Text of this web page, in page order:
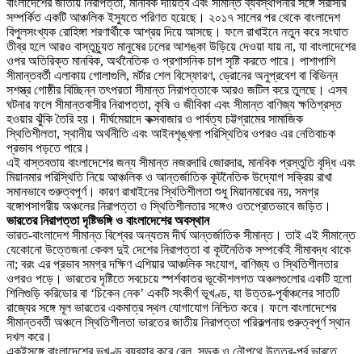
সম্পর্কিত একটি আঞ্চলিক ইস্যুতে পরিণত হয়েছে। ২০১৭ সালের পর থেকে বাংলাদেশ
বিপুলসংখ্যক রোহিঙ্গা শরণার্থীকে আশ্রয় দিয়ে আসছে। ফলে রাখাইনে নতুন করে সংঘাত
তীব্র হলে আরও বাস্তুচ্যুত মানুষের ঢলের আশঙ্কা উড়িয়ে দেওয়া যায় না, যা বাংলাদেশের
ওপর অতিরিক্ত মানবিক, অর্থনৈতিক ও প্রশাসনিক চাপ সৃষ্টি করতে পারে। পাশাপাশি
সীমান্তবর্তী এলাকায় গোলাগুলি, মর্টার শেল বিস্ফোরণ, ড্রোনের অনুপ্রবেশ বা বিভিন্ন
সশস্ত্র গোষ্ঠীর বিচ্ছিন্ন তৎপরতা সীমান্ত নিরাপত্তাকে আরও জটিল করে তুলছে। এসব
ঘটনার ফলে সীমান্তবাসীর নিরাপত্তা, কৃষি ও জীবিকা এবং সীমান্ত বাণিজ্য ক্ষতিগ্রস্ত
হওয়ার ঝুঁকি তৈরি হয়। দীর্ঘমেয়াদে কক্সবাজার ও পার্বত্য চট্টগ্রামের সামাজিক
স্থিতিশীলতা, স্থানীয় অর্থনীতি এবং আইনশৃঙ্খলা পরিস্থিতির ওপরও এর নেতিবাচক
প্রভাব পড়তে পারে।
এই বাস্তবতায় বাংলাদেশের জন্য সীমান্ত নজরদারি জোরদার, মানবিক প্রস্তুতি বৃদ্ধি এবং
মিয়ানমার পরিস্থিতি নিয়ে আঞ্চলিক ও আন্তর্জাতিক কূটনৈতিক উদ্যোগ সক্রিয় রাখা
সমানভাবে গুরুত্বপূর্ণ। কারণ রাখাইনের স্থিতিশীলতা শুধু মিয়ানমারের নয়, সমগ্র
বঙ্গোপসাগরীয় অঞ্চলের নিরাপত্তা ও স্থিতিশীলতার সঙ্গেও ওতপ্রোতভাবে জড়িত।
ভারতের নিরাপত্তা দৃষ্টিভঙ্গি ও বাংলাদেশের অবস্থান
ভারত-বাংলাদেশ সীমান্ত বিশ্বের অন্যতম দীর্ঘ আন্তর্জাতিক সীমান্ত। তাই এই সীমান্তে
যেকোনো উত্তেজনা কেবল দুই দেশের নিরাপত্তা বা কূটনৈতিক সম্পর্কেই সীমাবদ্ধ থাকে
না; বরং এর প্রভাব সমগ্র দক্ষিণ এশিয়ার আঞ্চলিক সংযোগ, বাণিজ্য ও স্থিতিশীলতার
ওপরও পড়ে। ভারতের দৃষ্টিতে সবচেয়ে স্পর্শকাতর ভূকৌশলগত অঞ্চলগুলোর একটি হলো
শিলিগুড়ি করিডোর বা ‘চিকেন নেক’ একটি সংকীর্ণ ভূখণ্ড, যা উত্তর-পূর্বাঞ্চলের সাতটি
রাজ্যের সঙ্গে মূল ভারতের একমাত্র স্থল যোগাযোগ নিশ্চিত করে। ফলে বাংলাদেশের
সীমান্তবর্তী অঞ্চলে স্থিতিশীলতা ভারতের জাতীয় নিরাপত্তা পরিকল্পনায় গুরুত্বপূর্ণ স্থান
দখল করে।
একইসঙ্গে বাংলাদেশের ভূখণ্ড ব্যবহার করে রেল, সড়ক ও নৌপথে উত্তর-পূর্ব ভারতে